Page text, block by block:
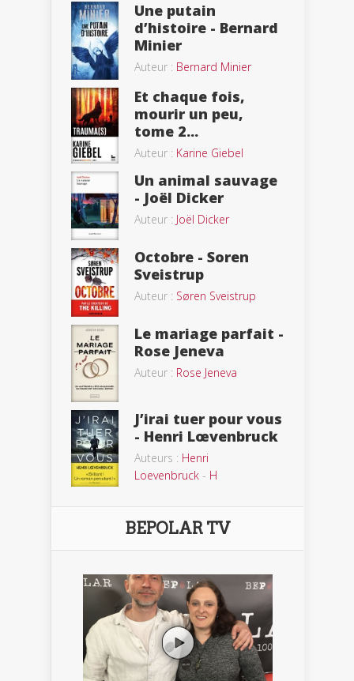
Une putain
d’histoire - Bernard
Minier
Auteur : Bernard Minier
Et chaque fois,
mourir un peu,
tome 2...
Auteur : Karine Giebel
Un animal sauvage
- Joël Dicker
Auteur : Joël Dicker
Octobre - Soren
Sveistrup
Auteur : Søren Sveistrup
Le mariage parfait -
Rose Jeneva
Auteur : Rose Jeneva
J’irai tuer pour vous
- Henri Lœvenbruck
Auteurs : Henri
Loevenbruck - H
BEPOLAR TV